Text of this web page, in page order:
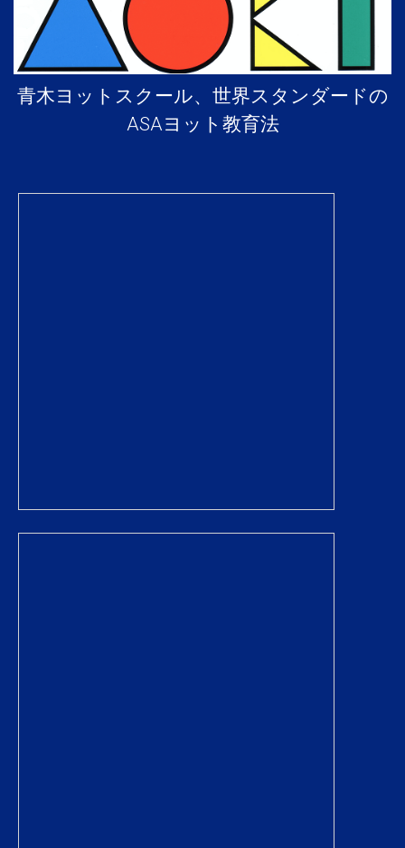
青木ヨットスクール、世界スタンダードの
ASAヨット教育法